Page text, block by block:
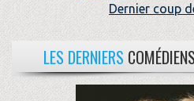
Dernier coup
LES DERNIERS